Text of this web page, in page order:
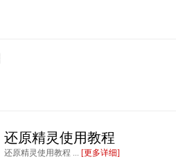
还原精灵使用教程
还原精灵使用教程 ... [更多详细]